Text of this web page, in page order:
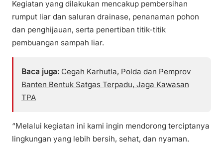
Kegiatan yang dilakukan mencakup pembersihan
rumput liar dan saluran drainase, penanaman pohon
dan penghijauan, serta penertiban titik-titik
pembuangan sampah liar.
Baca juga: Cegah Karhutla, Polda dan Pemprov
Banten Bentuk Satgas Terpadu, Jaga Kawasan
TPA
“Melalui kegiatan ini kami ingin mendorong terciptanya
lingkungan yang lebih bersih, sehat, dan nyaman.